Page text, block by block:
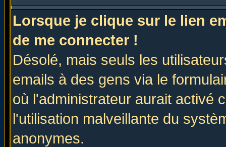
Lorsque je clique sur le lien
de me connecter !
Désolé, mais seuls les
emails à des gens via le
où l'administrateur aurait activé
l'utilisation malveillante du
anonymes.